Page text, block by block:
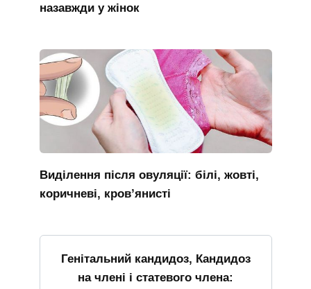
назавжди у жінок
Виділення після овуляції: білі, жовті,
коричневі, кров’янисті
Генітальний кандидоз, Кандидоз
на члені і статевого члена: